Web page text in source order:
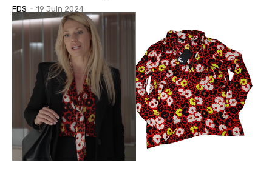
FDS - 19 Juin 2024